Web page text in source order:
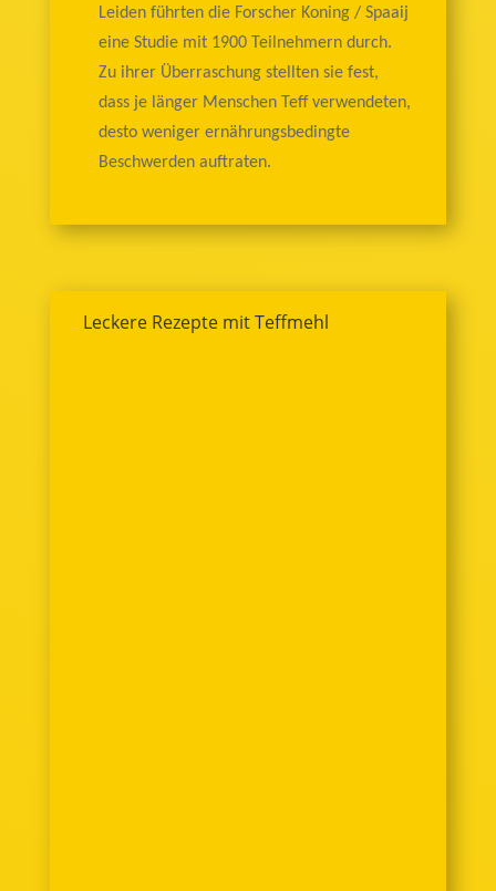
Leiden führten die Forscher Koning / Spaaij
eine Studie mit 1900 Teilnehmern durch.
Zu ihrer Überraschung stellten sie fest,
dass je länger Menschen Teff verwendeten,
desto weniger ernährungsbedingte
Beschwerden auftraten.
Leckere Rezepte mit Teffmehl